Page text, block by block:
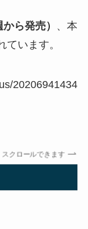
ら発売）
、本
ています。
20206941434
スクロールできます